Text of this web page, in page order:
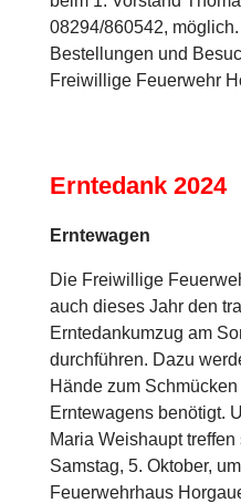
08294/860542,
Bestellungen und
Freiwillige Feuerwehr
Erntedank 2024
Erntewagen
Die Freiwillige
auch dieses Jahr den
Erntedankumzug am
durchführen. Dazu
Hände zum
Erntewagens benötigt.
Maria Weishaupt
Samstag, 5. Oktober,
Feuerwehrhaus